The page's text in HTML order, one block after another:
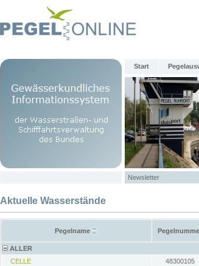
Start
Newsletter
Aktuelle Wasserstände
Pegelname
ALLER
CELLE
48300105